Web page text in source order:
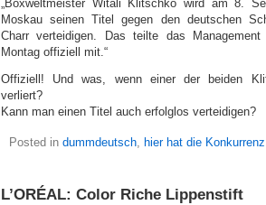
„Boxweltmeister Witali Klitschko wird am 8.
Moskau seinen Titel gegen den deutschen
Charr verteidigen. Das teilte das
Montag offiziell mit.“
Offiziell! Und was, wenn einer der beiden
verliert?
Kann man einen Titel auch erfolglos verteidigen?
Posted in dummdeutsch, hier hat die
L’ORÉAL: Color Riche Lippenstift